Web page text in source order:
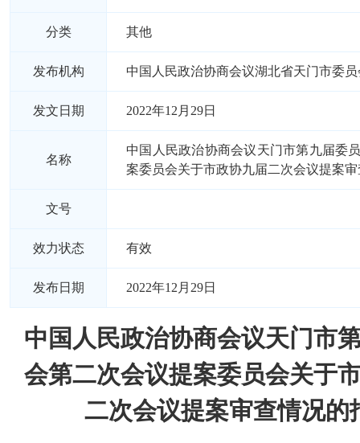
分类 其他
发布机构 中国人民政治协商会议湖北省天门市委员
发文日期 2022年12月29日
名称
中国人民政治协商会议天门市第九届委
案委员会关于市政协九届二次会议提案
文号
效力状态 有效
发布日期 2022年12月29日
中国人民政治协商会议天门市
会第二次会议提案委员会关于
二次会议提案审查情况的